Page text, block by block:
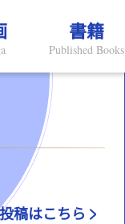
書籍
Published Books
稿はこちら